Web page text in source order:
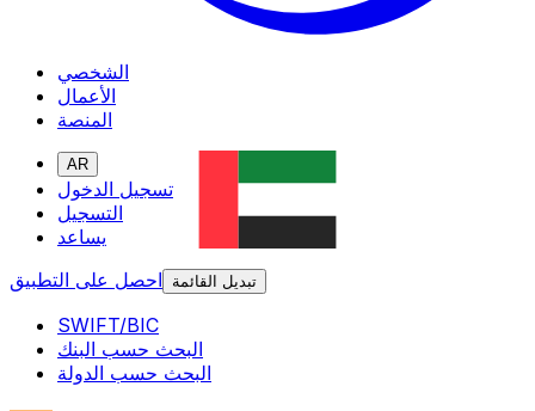
الشخصي
الأعمال
المنصة
AR
تسجيل الدخول
التسجيل
يساعد
احصل على التطبيق
تبديل القائمة
SWIFT/BIC
البحث حسب البنك
البحث حسب الدولة